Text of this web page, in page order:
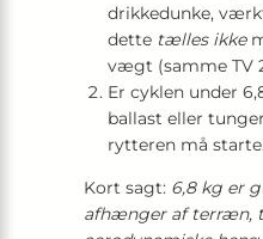
drikkedunke,
dette tælles ikke
vægt (samme TV
Er cyklen under
ballast eller
rytteren må starte.
Kort sagt: 6,8 kg er
afhænger af terræn,